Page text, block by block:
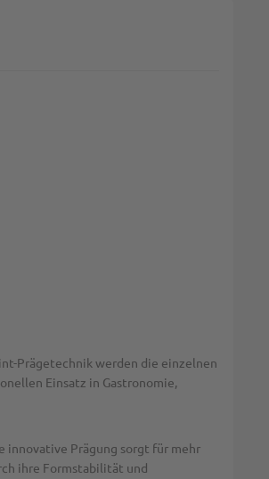
Prägetechnik werden die einzelnen
Einsatz in Gastronomie,
innovative Prägung sorgt für mehr
ihre Formstabilität und